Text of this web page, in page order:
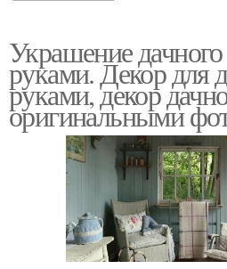
Украшение
руками. Декор для
руками, декор
оригинальными